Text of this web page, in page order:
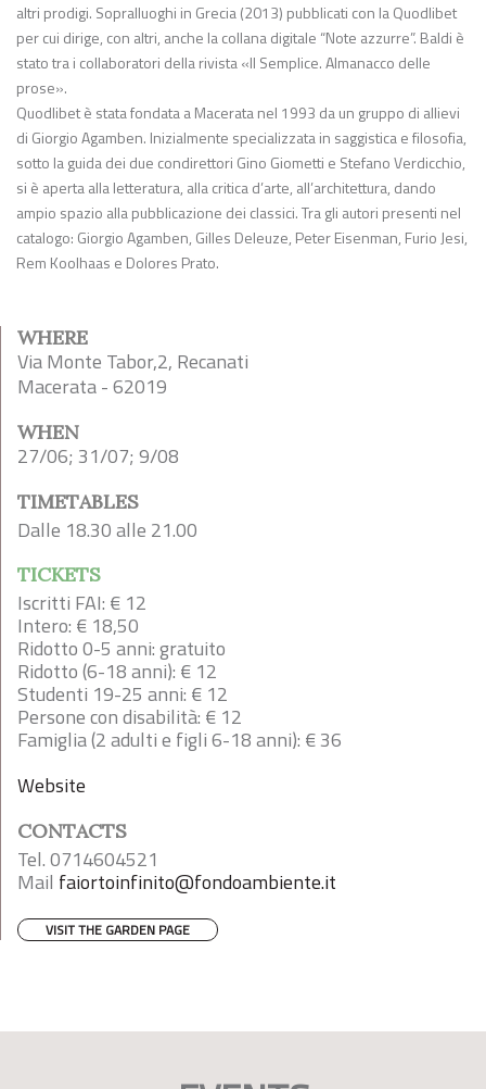
altri prodigi. Sopralluoghi in Grecia (2013) pubblicati con la Quodlibet
per cui dirige, con altri, anche la collana digitale “Note azzurre”. Baldi è
stato tra i collaboratori della rivista «Il Semplice. Almanacco delle
prose».
Quodlibet è stata fondata a Macerata nel 1993 da un gruppo di allievi
di Giorgio Agamben. Inizialmente specializzata in saggistica e filosofia,
sotto la guida dei due condirettori Gino Giometti e Stefano Verdicchio,
si è aperta alla letteratura, alla critica d’arte, all’architettura, dando
ampio spazio alla pubblicazione dei classici. Tra gli autori presenti nel
catalogo: Giorgio Agamben, Gilles Deleuze, Peter Eisenman, Furio Jesi,
Rem Koolhaas e Dolores Prato.
WHERE
Via Monte Tabor,2, Recanati
Macerata - 62019
WHEN
27/06; 31/07; 9/08
TIMETABLES
Dalle 18.30 alle 21.00
TICKETS
Iscritti FAI: € 12
Intero: € 18,50
Ridotto 0-5 anni: gratuito
Ridotto (6-18 anni): € 12
Studenti 19-25 anni: € 12
Persone con disabilità: € 12
Famiglia (2 adulti e figli 6-18 anni): € 36
Website
CONTACTS
Tel. 0714604521
Mail faiortoinfinito@fondoambiente.it
VISIT THE GARDEN PAGE